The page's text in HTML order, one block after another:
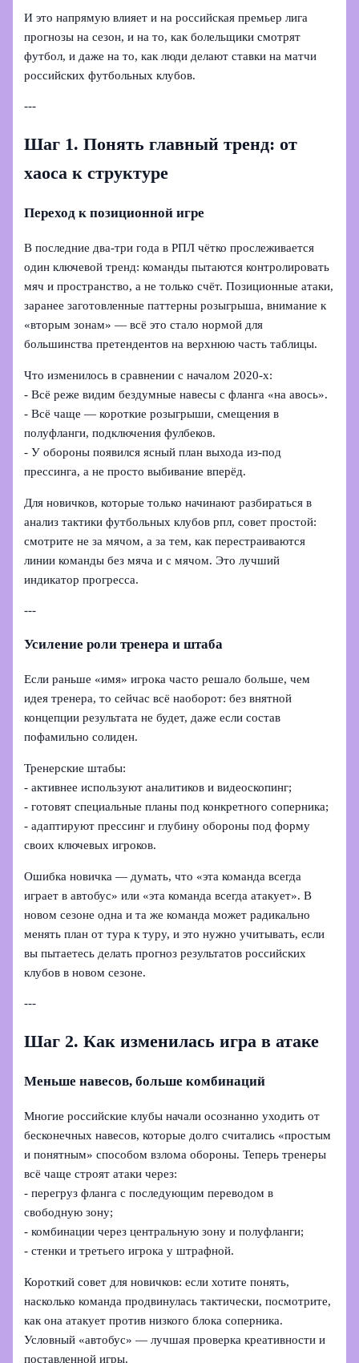
И это напрямую влияет и на российская премьер лига
прогнозы на сезон, и на то, как болельщики смотрят
футбол, и даже на то, как люди делают ставки на матчи
российских футбольных клубов.
---
Шаг 1. Понять главный тренд: от
хаоса к структуре
Переход к позиционной игре
В последние два‑три года в РПЛ чётко прослеживается
один ключевой тренд: команды пытаются контролировать
мяч и пространство, а не только счёт. Позиционные атаки,
заранее заготовленные паттерны розыгрыша, внимание к
«вторым зонам» — всё это стало нормой для
большинства претендентов на верхнюю часть таблицы.
Что изменилось в сравнении с началом 2020‑х:
- Всё реже видим бездумные навесы с фланга «на авось».
- Всё чаще — короткие розыгрыши, смещения в
полуфланги, подключения фулбеков.
- У обороны появился ясный план выхода из-под
прессинга, а не просто выбивание вперёд.
Для новичков, которые только начинают разбираться в
анализ тактики футбольных клубов рпл, совет простой:
смотрите не за мячом, а за тем, как перестраиваются
линии команды без мяча и с мячом. Это лучший
индикатор прогресса.
---
Усиление роли тренера и штаба
Если раньше «имя» игрока часто решало больше, чем
идея тренера, то сейчас всё наоборот: без внятной
концепции результата не будет, даже если состав
пофамильно солиден.
Тренерские штабы:
- активнее используют аналитиков и видеоскопинг;
- готовят специальные планы под конкретного соперника;
- адаптируют прессинг и глубину обороны под форму
своих ключевых игроков.
Ошибка новичка — думать, что «эта команда всегда
играет в автобус» или «эта команда всегда атакует». В
новом сезоне одна и та же команда может радикально
менять план от тура к туру, и это нужно учитывать, если
вы пытаетесь делать прогноз результатов российских
клубов в новом сезоне.
---
Шаг 2. Как изменилась игра в атаке
Меньше навесов, больше комбинаций
Многие российские клубы начали осознанно уходить от
бесконечных навесов, которые долго считались «простым
и понятным» способом взлома обороны. Теперь тренеры
всё чаще строят атаки через:
- перегруз фланга с последующим переводом в
свободную зону;
- комбинации через центральную зону и полуфланги;
- стенки и третьего игрока у штрафной.
Короткий совет для новичков: если хотите понять,
насколько команда продвинулась тактически, посмотрите,
как она атакует против низкого блока соперника.
Условный «автобус» — лучшая проверка креативности и
поставленной игры.